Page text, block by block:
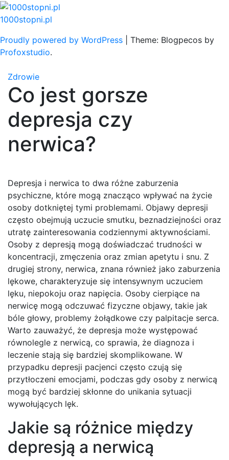
Skip
to
1000stopni.pl
Proudly powered by WordPress
Theme: Blogpecos by
Profoxstudio.
Zdrowie
Co jest gorsze
depresja czy
nerwica?
Depresja i nerwica to dwa różne zaburzenia
psychiczne, które mogą znacząco wpływać na życie
osoby dotkniętej tymi problemami. Objawy depresji
często obejmują uczucie smutku, beznadziejności oraz
utratę zainteresowania codziennymi aktywnościami.
Osoby z depresją mogą doświadczać trudności w
koncentracji, zmęczenia oraz zmian apetytu i snu. Z
drugiej strony, nerwica, znana również jako zaburzenia
lękowe, charakteryzuje się intensywnym uczuciem
lęku, niepokoju oraz napięcia. Osoby cierpiące na
nerwicę mogą odczuwać fizyczne objawy, takie jak
bóle głowy, problemy żołądkowe czy palpitacje serca.
Warto zauważyć, że depresja może występować
równolegle z nerwicą, co sprawia, że diagnoza i
leczenie stają się bardziej skomplikowane. W
przypadku depresji pacjenci często czują się
przytłoczeni emocjami, podczas gdy osoby z nerwicą
mogą być bardziej skłonne do unikania sytuacji
wywołujących lęk.
Jakie są różnice między
depresją a nerwicą